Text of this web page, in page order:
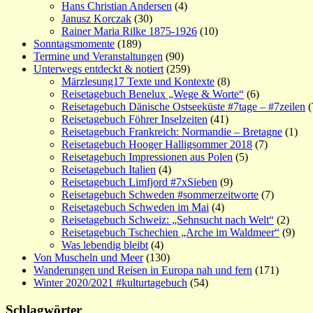
Hans Christian Andersen (4)
Janusz Korczak (30)
Rainer Maria Rilke 1875-1926 (10)
Sonntagsmomente (189)
Termine und Veranstaltungen (90)
Unterwegs entdeckt & notiert (259)
Märzlesung17 Texte und Kontexte (8)
Reisetagebuch Benelux „Wege & Worte“ (6)
Reisetagebuch Dänische Ostseeküste #7tage – #7zeilen
Reisetagebuch Föhrer Inselzeiten (41)
Reisetagebuch Frankreich: Normandie – Bretagne (1)
Reisetagebuch Hooger Halligsommer 2018 (7)
Reisetagebuch Impressionen aus Polen (5)
Reisetagebuch Italien (4)
Reisetagebuch Limfjord #7xSieben (9)
Reisetagebuch Schweden #sommerzeitworte (7)
Reisetagebuch Schweden im Mai (4)
Reisetagebuch Schweiz: „Sehnsucht nach Welt“ (2)
Reisetagebuch Tschechien „Arche im Waldmeer“ (9)
Was lebendig bleibt (4)
Von Muscheln und Meer(130)
Wanderungen und Reisen in Europa nah und fern (171)
Winter 2020/2021 #kulturtagebuch (54)
Schlagwörter